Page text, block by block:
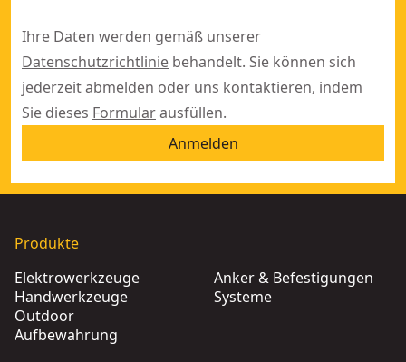
Ihre Daten werden gemäß unserer
Datenschutzrichtlinie behandelt. Sie können sich
jederzeit abmelden oder uns kontaktieren, indem
Sie dieses Formularausfüllen.
Anmelden
Produkte
Elektrowerkzeuge
Handwerkzeuge
Outdoor
Aufbewahrung
Anker & Befestigungen
Systeme